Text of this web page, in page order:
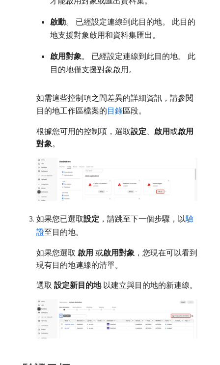
啟動。 已經設定連線到此目的地。 此目的
地支援對象啟用和資料集匯出。
啟用對象。 已經設定連線到此目的地。 此
目的地僅支援對象啟用。
如需這些控制項之間差異的詳細資訊，請參閱
目的地工作區檔案的目錄區段。
根據您可用的控制項，選取​設定 啟用​或​啟用
對象。
如果您已選取​設定 ，請跳至下一個步驟，以驗
證至目的地。
如果您選取​ 啟用 ​或​啟用對象 ，您現在可以看到
現有目的地連線的清單。
選取​ 設定新目的地​以建立與目的地的新連線。